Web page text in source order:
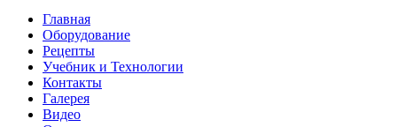
Главная
Оборудование
Рецепты
Учебник и Технологии
Контакты
Галерея
Видео